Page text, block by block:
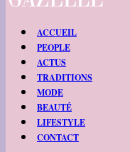
ACCUEIL
PEOPLE
ACTUS
TRADITIONS
MODE
BEAUTÉ
LIFESTYLE
CONTACT